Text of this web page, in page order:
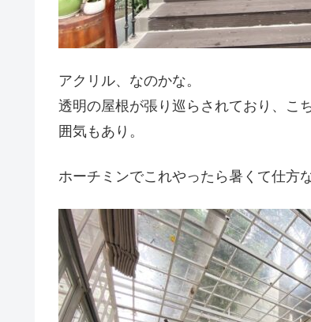
アクリル、なのかな。
透明の屋根が張り巡らされており、こ
囲気もあり。
ホーチミンでこれやったら暑くて仕方